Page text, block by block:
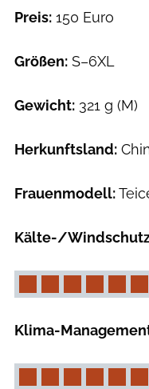
Preis: 150 Euro
Größen: S–6XL
Gewicht: 321 g (M)
Herkunftsland:
Frauenmodell:
Kälte-/
Klima-